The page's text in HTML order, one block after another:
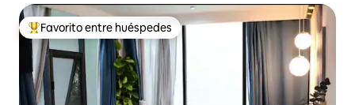
Favorito entre huéspedes preferido
Favorito entre huéspedes